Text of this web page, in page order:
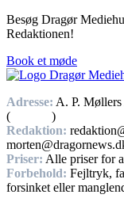
Besøg Dragør
Redaktionen!
Book et møde
Adresse: A. P.
(
)
Redaktion:
Priser: Alle priser for
Forbehold: Fejltryk,
forsinket eller